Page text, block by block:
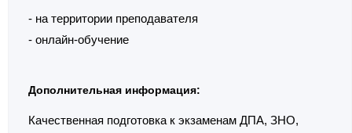
- на территории преподавателя
- онлайн-обучение
Дополнительная информация:
Качественная подготовка к экзаменам ДПА, ЗНО,